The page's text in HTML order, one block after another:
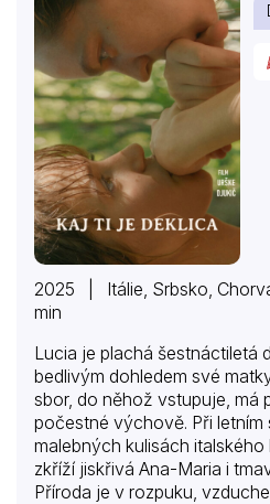
2025 | Itálie, Srbsko,
min
Lucia je plachá šestnáctiletá
bedlivým dohledem své
sbor, do něhož vstupuje, má
počestné výchově. Při letním
malebných kulisách
zkříží jiskřivá Ana-Maria i
Příroda je v rozpuku,